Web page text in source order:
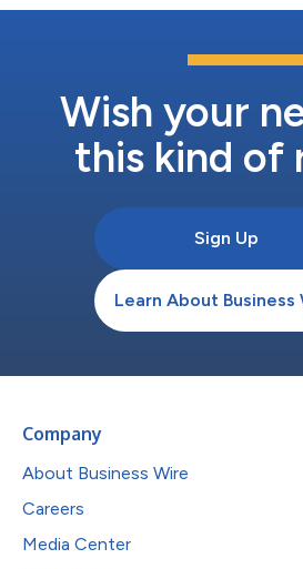
Wish your
this kind of
Sign Up
Learn About Business
Company
About Business Wire
Careers
Media Center